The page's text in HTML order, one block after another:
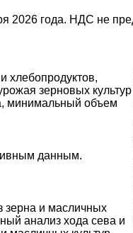
2026 года. НДС не
хлебопродуктов,
зерновых культур
минимальный объем
данным.
зерна и масличных
анализ хода сева и